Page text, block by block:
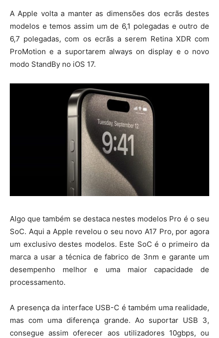
A Apple volta a manter as dimensões dos ecrãs destes
modelos e temos assim um de 6,1 polegadas e outro de
6,7 polegadas, com os ecrãs a serem Retina XDR com
ProMotion e a suportarem always on display e o novo
modo StandBy no iOS 17.
Algo que também se destaca nestes modelos Pro é o seu
SoC. Aqui a Apple revelou o seu novo A17 Pro, por agora
um exclusivo destes modelos. Este SoC é o primeiro da
marca a usar a técnica de fabrico de 3nm e garante um
desempenho melhor e uma maior capacidade de
processamento.
A presença da interface USB-C é também uma realidade,
mas com uma diferença grande. Ao suportar USB 3,
consegue assim oferecer aos utilizadores 10gbps, ou